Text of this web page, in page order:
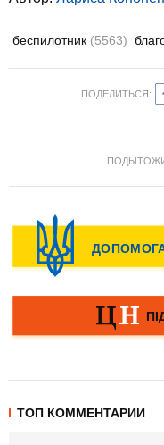
беспилотник (5563)
ПОДЕЛИТЬСЯ:
ТОП КОММЕНТАРИИ